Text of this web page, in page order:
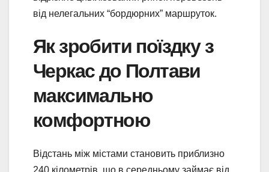
від нелегальних “бордюрних” маршруток.
Як зробити поїздку з
Черкас до Полтави
максимально
комфортною
Відстань між містами становить приблизно